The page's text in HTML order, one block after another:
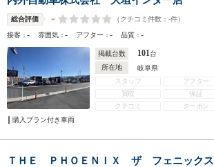
総合評価 - （クチコミ件数： -件）
接客：- 雰囲気：- アフター：- 品質：-
掲載台数 101台
所在地
岐阜県
スタッフ
アフター
買取
保証
クチコミ
クーポン
購入プラン付き車両
ＴＨＥ ＰＨＯＥＮＩＸ ザ フェニックス